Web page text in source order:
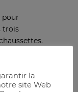
pour
trois
se doute
la
site Web